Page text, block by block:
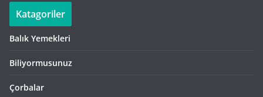
Katagoriler
Balık Yemekleri
Biliyormusunuz
Çorbalar